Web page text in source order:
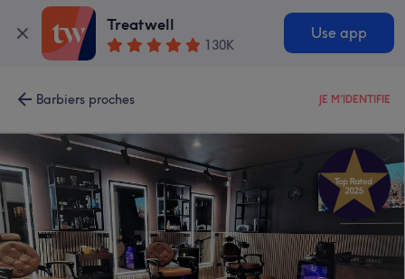
Treatwell
130K
Use app
Barbiers proches JE M'IDENTIFIE